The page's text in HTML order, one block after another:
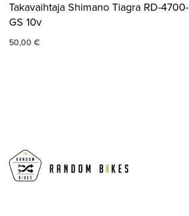
Takavaihtaja Shimano Tiagra RD-4700-
GS 10v
50,00 €